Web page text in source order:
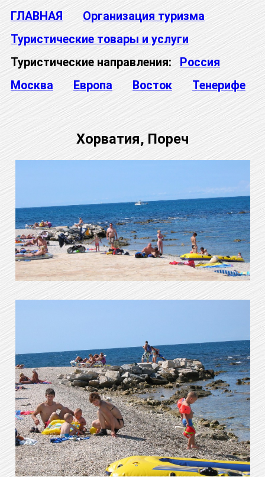
ГЛАВНАЯ
Организация туризма
Туристические товары и услуги
Туристические направления:
Россия
Москва
Европа Восток Тенерифе
Хорватия, Пореч